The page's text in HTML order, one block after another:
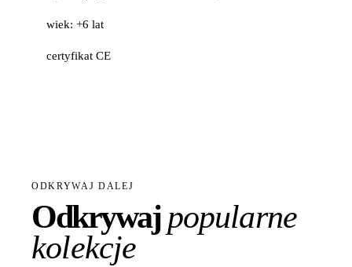
wiek: +6 lat
certyfikat CE
ODKRYWAJ DALEJ
Odkrywajpopularne
kolekcje